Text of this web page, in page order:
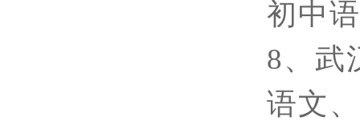
初中
8、武
语文